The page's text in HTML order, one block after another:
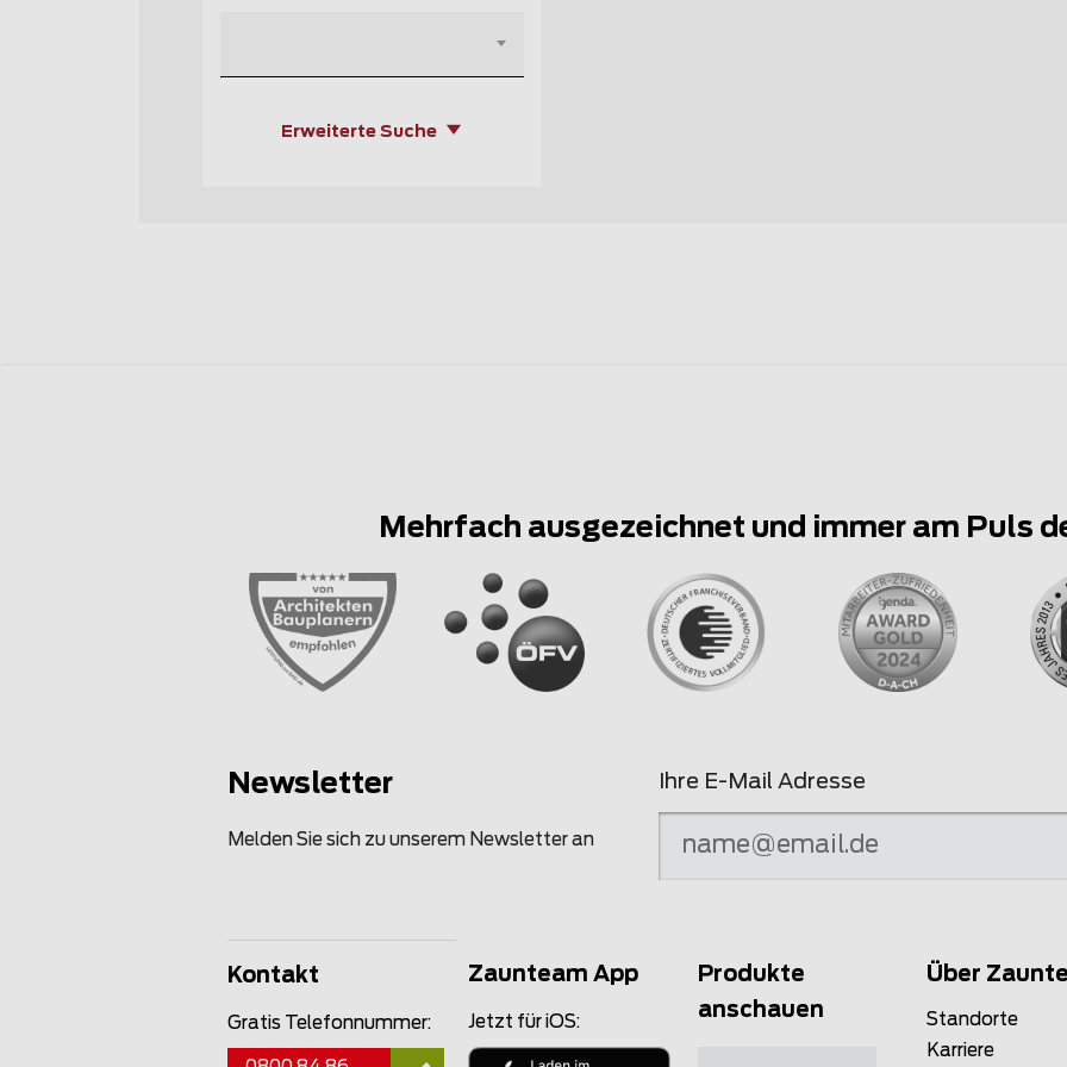
Erweiterte Suche
Mehrfach ausgezeichnet und immer am Puls
Newsletter
Melden Sie sich zu unserem Newsletter an
Ihre E-Mail Adresse
Kontakt
Gratis Telefonnummer:
Zaunteam App
Jetzt für iOS:
Produkte
anschauen
Über
Standorte
Karriere